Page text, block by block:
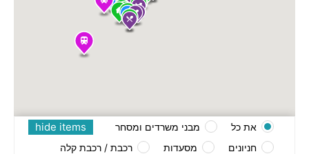
hide items את כל
מבני משרדים ומסחר
חניונים
מסעדות רכבת / רכבת קלה